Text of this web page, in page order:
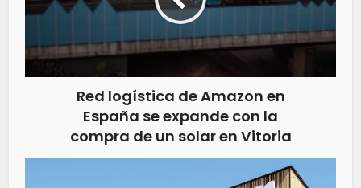
Red logística de Amazon en
España se expande con la
compra de un solar en Vitoria